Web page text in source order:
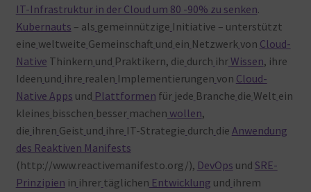
IT-Infrastruktur in der Cloud um 80 -90% zu senken.
Kubernauts – als gemeinnützige Initiative – unterstützt
eine weltweite Gemeinschaft und ein Netzwerkvon Cloud-
Native Thinkern und Praktikern, die durch ihrWissen, ihre
Ideen und ihre realen Implementierungen von Cloud-
Native Apps und Plattformen für jede Branche die Welt ein
kleines bisschen besser machen wollen,
die ihren Geist und ihre IT-Strategie durch die Anwendung
des Reaktiven Manifests
(http://www.reactivemanifesto.org/), DevOps und SRE-
Prinzipien in ihrer täglichen Entwicklung und ihrem